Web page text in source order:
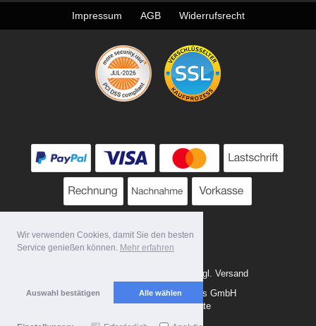
Wir verwenden Cookies, damit Sie den besten
Service genießen können. Mehr erfahren
Auswahl bestätigen Alle wählen
Impressum AGB Widerrufsrecht
* Alle Preise zzgl. MwSt. evtl. zzgl. Versand
Copyright 2026 by Tattoo-Tools GmbH
Mobile Shop by Shopgate